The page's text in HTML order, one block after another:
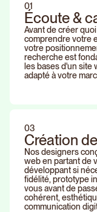
01
Écoute&c
Avant de créer
comprendre votre
votre
recherche est
les bases d'un site
adapté à votre
03
Création
Nos designers
web en partant de
développant si
fidélité, prototype
vous avant de
cohérent,
communication